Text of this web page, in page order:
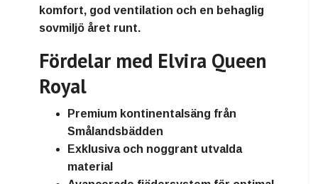
komfort, god ventilation och en behaglig
sovmiljö året runt.
Fördelar med Elvira Queen
Royal
Premium kontinentalsäng från
Smålandsbädden
Exklusiva och noggrant utvalda
material